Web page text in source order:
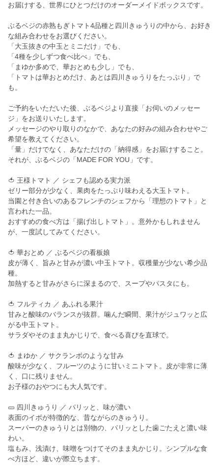
お届けする、世界にひとつだけのオーダーメイドボックスです。
ぶるベジの赤熟もぎトマト4品種と四川きゅうりの中から、お好き
な組み合わせをお選びください。
「大玉抜きの中玉とミニだけ」でも、
「4種を少しずつ食べ比べ」でも、
「まゆか多めで、華おとめも少し」でも、
「トマトは華おとめだけ、あとは四川きゅうりをたっぷり」で
も。
ご予約をいただいた後、ぶるベジより直接「お伺いのメッセー
ジ」をお送りいたします。
メッセージのやり取りのなかで、あなたの好みの組み合わせやご
希望を教えてください。
「量」だけでなく、あなただけの「納得感」をお届けすること。
それが、ぶるベジの「MADE FOR YOU」です。
🍅 王様トマト ／ シェフも認める実力派
ゼリー部分が少なく、果肉をたっぷり味わえる大玉トマト。
当園と付き合いのあるフレンチのシェフから「理想のトマト」と
言われた一品。
おすすめの食べ方は「揚げ出しトマト」。意外かもしれません
が、一度試してみてください。
🍅 華おとめ ／ ぶるベジの看板娘
皮が薄く、旨みと甘みが濃い中玉トマト。収穫量が少ない希少品
種。
加熱すると甘みがさらに深まるので、スープやパスタにも。
🍅 フルティカ ／ あふれる果汁
甘みと酸味のバランスが抜群。噛んだ瞬間、果汁がジュワッと広
がる中玉トマト。
サラダやそのまま丸かじりで、食べる喜びを直球で。
🍅 まゆか ／ サクランボのような甘み
酸味が少なく、フルーツのように甘いミニトマト。皮が非常に薄
く、口に残りません。
お子様のおやつにも大人気です。
🥒 四川きゅうり ／ パリッと、味が濃い
表面のイボが特徴的な、昔ながらのきゅうり。
スーパーのきゅうりとは別物の、パリッとした歯ごたえと濃い味
わい。
塩もみ、浅漬け、味噌をつけてそのまま丸かじり。シンプルな食
べ方ほど、違いが際立ちます。